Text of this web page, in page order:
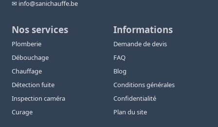
✉ info@sanichauffe.be
Nos services
Plomberie
Débouchage
Chauffage
Détection fuite
Inspection caméra
Curage
Informations
Demande de devis
FAQ
Blog
Conditions générales
Confidentialité
Plan du site